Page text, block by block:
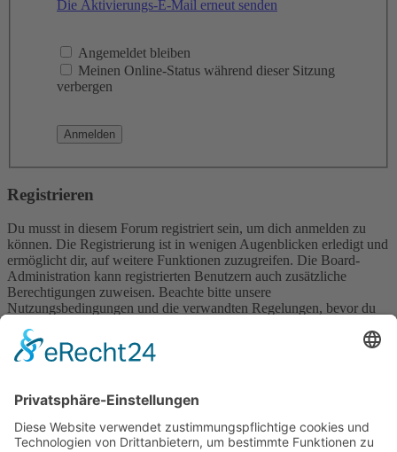
Die Aktivierungs-E-Mail erneut senden
Angemeldet bleiben
Meinen Online-Status während dieser Sitzung
verbergen
Registrieren
Du musst in diesem Forum registriert sein, um dich anmelden zu
können. Die Registrierung ist in wenigen Augenblicken erledigt und
ermöglicht dir, auf weitere Funktionen zuzugreifen. Die Board-
Administration kann registrierten Benutzern auch zusätzliche
Berechtigungen zuweisen. Beachte bitte unsere
Nutzungsbedingungen und die verwandten Regelungen, bevor du
wenn du dich in diesem Board bewegst.